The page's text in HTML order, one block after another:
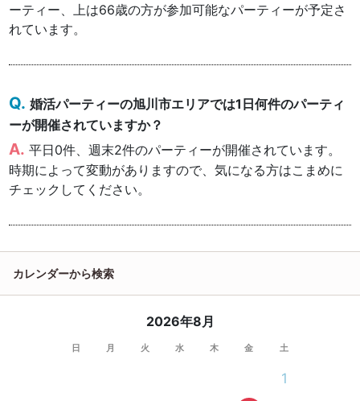
ーティー、上は66歳の方が参加可能なパーティーが予定さ
れています。
婚活パーティーの旭川市エリアでは1日何件のパーティ
ーが開催されていますか？
平日0件、週末2件のパーティーが開催されています。
時期によって変動がありますので、気になる方はこまめに
チェックしてください。
カレンダーから検索
2026年8月
日 月 火 水 木 金 土
1